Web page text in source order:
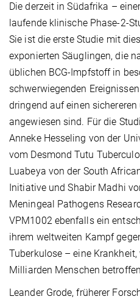
Die derzeit in Südafrika –
laufende klinische Phase-2-
Sie ist die erste Studie mit
exponierten Säuglingen, die
üblichen BCG-Impfstoff in
schwerwiegenden
dringend auf einen
angewiesen sind. Für die
Anneke Hesseling von der
vom Desmond Tutu
Luabeya von der South
Initiative und Shabir Madhi
Meningeal Pathogens
VPM1002 ebenfalls ein
ihrem weltweiten Kampf
Tuberkulose – eine
Milliarden Menschen
Leander Grode, früherer